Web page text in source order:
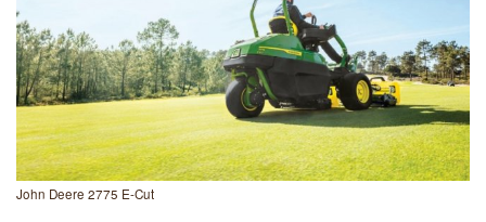
John Deere 2775 E-Cut